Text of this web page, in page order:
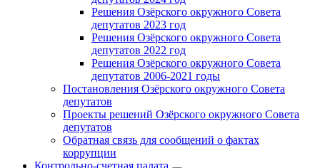
Решения Озёрского окружного Совета
депутатов 2023 год
Решения Озёрского окружного Совета
депутатов 2022 год
Решения Озёрского окружного Совета
депутатов 2006-2021 годы
Постановления Озёрского окружного Совета
депутатов
Проекты решений Озёрского окружного Совета
депутатов
Обратная связь для сообщений о фактах
коррупции